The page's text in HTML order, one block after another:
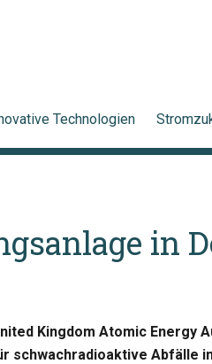
Technologien
in
Kingdom Atomic Energy
schwachradioaktive Abfälle